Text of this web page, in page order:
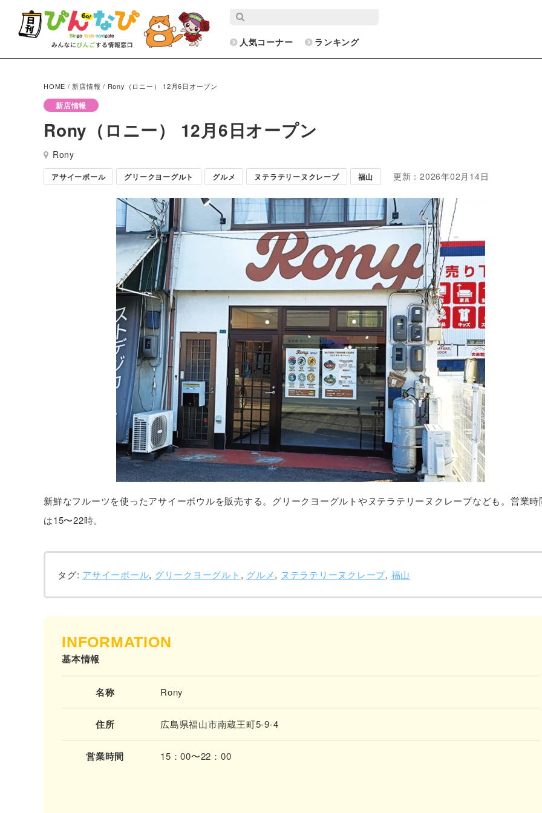
人気コーナー ランキング
HOME / 新店情報 / Rony（ロニー） 12月6日オープン
新店情報
Rony（ロニー） 12月6日オープン
Rony
アサイーボール グリークヨーグルト グルメ ヌテラテリーヌクレープ 福山 更新：2026年02月14日
新鮮なフルーツを使ったアサイーボウルを販売する。グリークヨーグルトやヌテラテリーヌクレープなども。営業時
は15〜22時。
タグ: アサイーボール, グリークヨーグルト , グルメ, ヌテラテリーヌクレープ, 福山
INFORMATION
基本情報
名称 Rony
住所 広島県福山市南蔵王町5-9-4
営業時間 15：00〜22：00